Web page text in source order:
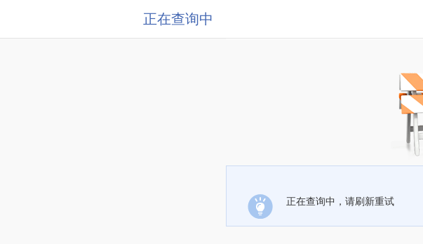
正在查询中
正在查询中，请刷新重试